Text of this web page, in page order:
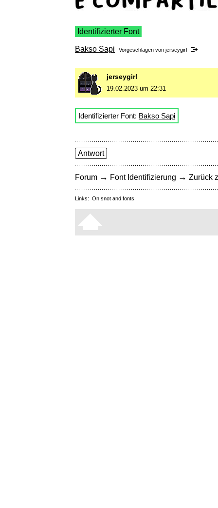
Identifizierter Font
Bakso Sapi Vorgeschlagen von jerseygirl
jerseygirl
19.02.2023 um 22:31
Identifizierter Font: Bakso Sapi
Antwort
Forum → Font Identifizierung → Zurück
Links: On snot and fonts